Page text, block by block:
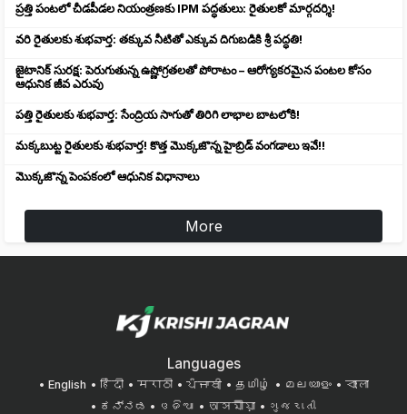
ప్రత్తి పంటలో చీడపీడల నియంత్రణకు IPM పద్ధతులు: రైతులకో మార్గదర్శి!
వరి రైతులకు శుభవార్త: తక్కువ నీటితో ఎక్కువ దిగుబడికి శ్రీ పద్ధతి!
జైటానిక్ సురక్ష: పెరుగుతున్న ఉష్ణోగ్రతలతో పోరాటం – ఆరోగ్యకరమైన పంటల కోసం
ఆధునిక జీవ ఎరువు
పత్తి రైతులకు శుభవార్త: సేంద్రియ సాగుతో తిరిగి లాభాల బాటలోకి!
మక్కబుట్ట రైతులకు శుభవార్త! కొత్త మొక్కజొన్న హైబ్రిడ్ వంగడాలు ఇవే!!
మొక్కజొన్న పెంపకంలో ఆధునిక విధానాలు
More
Languages
English हिंदी मराठी ਪੰਜਾਬੀ தமிழ் മലയാളം
বাংলা
ಕನ್ನಡ
ଓଡିଆ অসমীয়া ગુજરાતી